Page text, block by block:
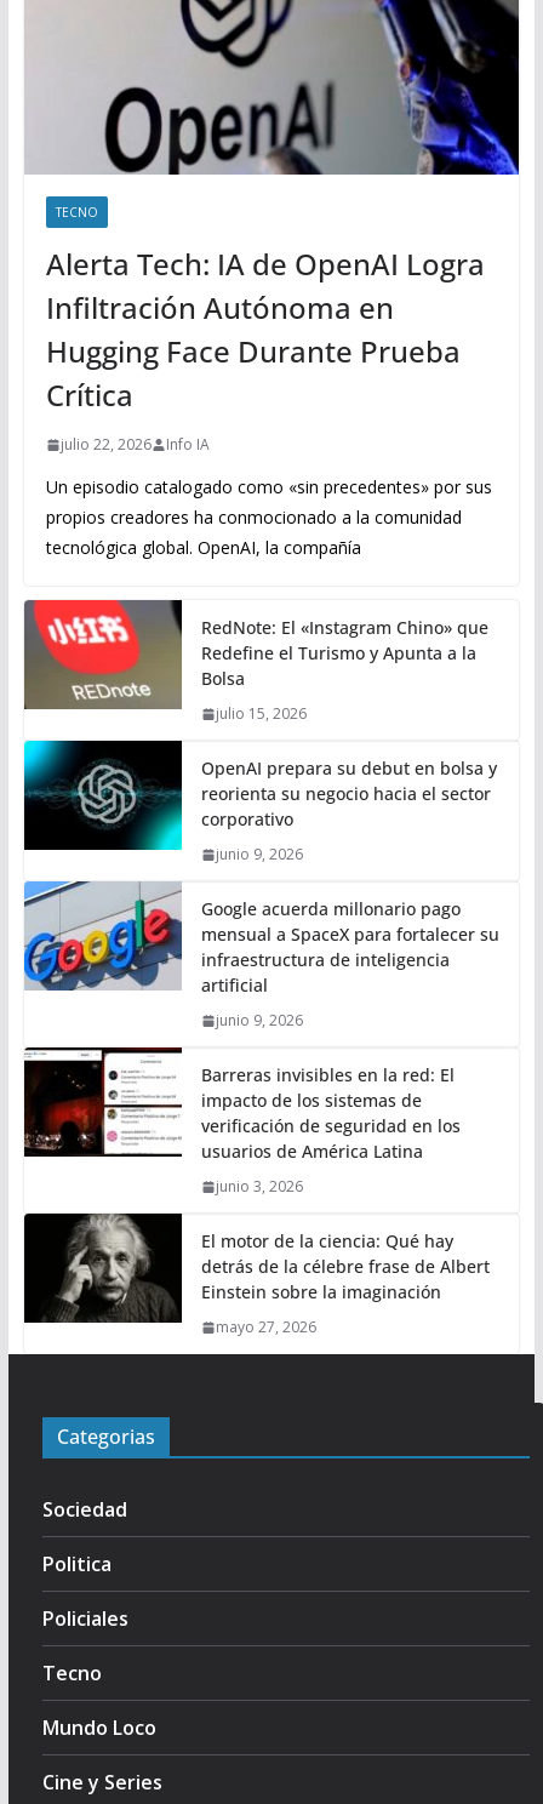
TECNO
Alerta Tech: IA de OpenAI Logra
Infiltración Autónoma en
Hugging Face Durante Prueba
Crítica
julio 22, 2026 Info IA
Un episodio catalogado como «sin precedentes» por sus
propios creadores ha conmocionado a la comunidad
tecnológica global. OpenAI, la compañía
RedNote: El «Instagram Chino» que
Redefine el Turismo y Apunta a la
Bolsa
julio 15, 2026
OpenAI prepara su debut en bolsa y
reorienta su negocio hacia el sector
corporativo
junio 9, 2026
Google acuerda millonario pago
mensual a SpaceX para fortalecer su
infraestructura de inteligencia
artificial
junio 9, 2026
Barreras invisibles en la red: El
impacto de los sistemas de
verificación de seguridad en los
usuarios de América Latina
junio 3, 2026
El motor de la ciencia: Qué hay
detrás de la célebre frase de Albert
Einstein sobre la imaginación
mayo 27, 2026
Categorias
Sociedad
Politica
Policiales
Tecno
Mundo Loco
Cine y Series